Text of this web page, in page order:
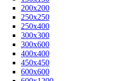
200х200
250х250
250х400
300х300
300х600
400х400
450х450
600х600